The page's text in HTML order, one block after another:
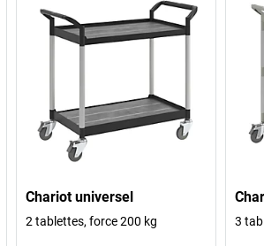
Chariot universel
2 tablettes, force 200 kg 3